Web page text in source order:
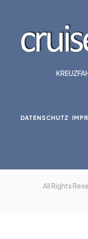
DATENSCHUTZ
All Rights